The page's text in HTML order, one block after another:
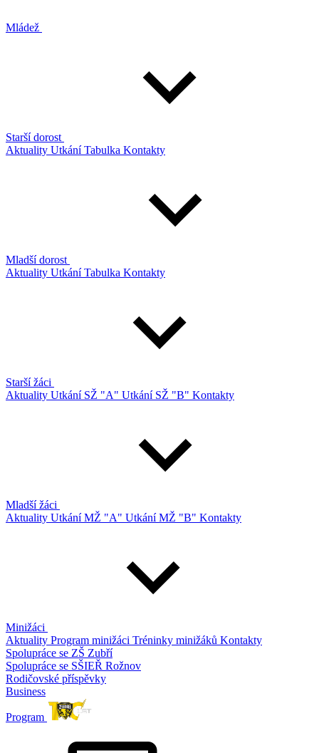
Mládež
Starší dorost
Aktuality UtkáníTabulka Kontakty
Mladší dorost
Aktuality UtkáníTabulka Kontakty
Starší žáci
Aktuality Utkání SŽ "A" Utkání SŽ "B" Kontakty
Mladší žáci
Aktuality Utkání MŽ "A" Utkání MŽ "B" Kontakty
Minižáci
Aktuality Program minižáci Tréninky minižáků Kontakty
Spolupráce se ZŠ Zubří
Spolupráce se SŠIEŘ Rožnov
Rodičovské příspěvky
Business
Program